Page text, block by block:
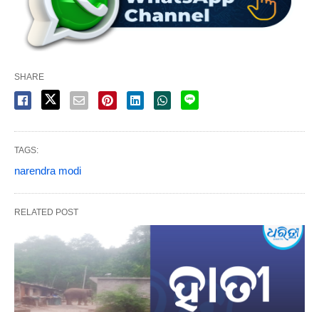
SHARE
TAGS:
narendra modi
RELATED POST